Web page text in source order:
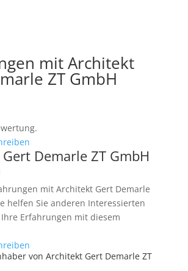
mit Architekt
ZT GmbH
Demarle ZT GmbH
mit Architekt Gert Demarle
helfen Sie anderen Interessierten
Erfahrungen mit diesem
von Architekt Gert Demarle ZT